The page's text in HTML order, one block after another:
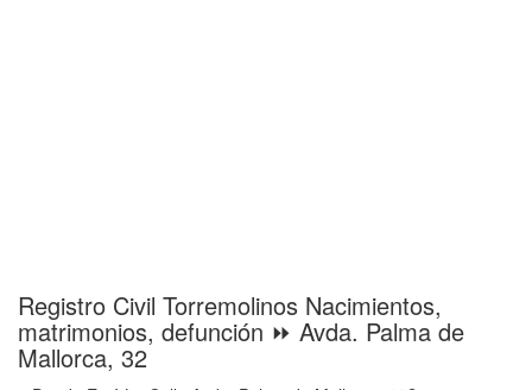
Registro Civil Torremolinos Nacimientos,
matrimonios, defunción ⏩ Avda. Palma de
Mallorca, 32